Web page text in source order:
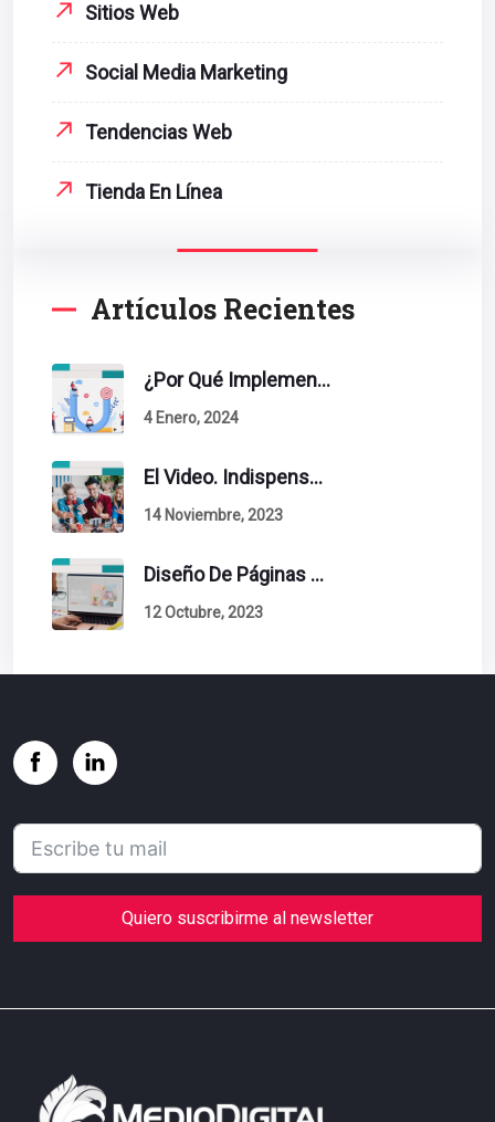
Sitios Web
Social Media Marketing
Tendencias Web
Tienda En Línea
Artículos Recientes
¿Por Qué Implementar La Metodología Inbound Marketing En Tu Empresa?
4 Enero, 2024
El Video. Indispensable En Tu Estrategia De Contenidos.
14 Noviembre, 2023
Diseño De Páginas Web. Esto Debe Tener Un Sitio Exitoso.
12 Octubre, 2023
Quiero suscribirme al newsletter